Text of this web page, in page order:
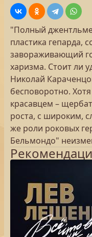
"Полный
пластика гепарда,
завораживающий
харизма. Стоит ли
Николай
бесповоротно.
красавцем –
роста, с широким,
же роли роковых
Бельмондо"